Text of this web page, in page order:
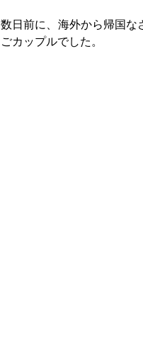
数日前に、海外から帰国な
ごカップルでした。